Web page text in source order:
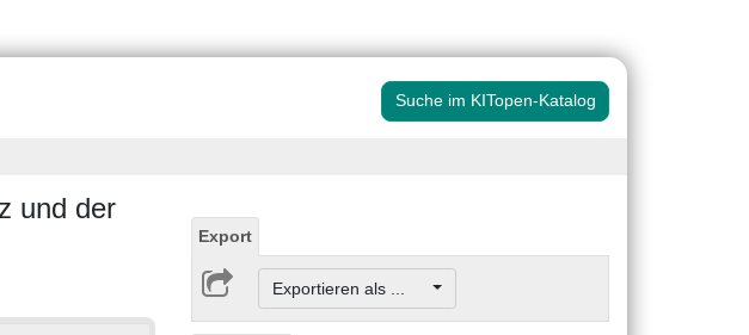
Suche im KITopen-Katalog
und der
Export
Exportieren als ...